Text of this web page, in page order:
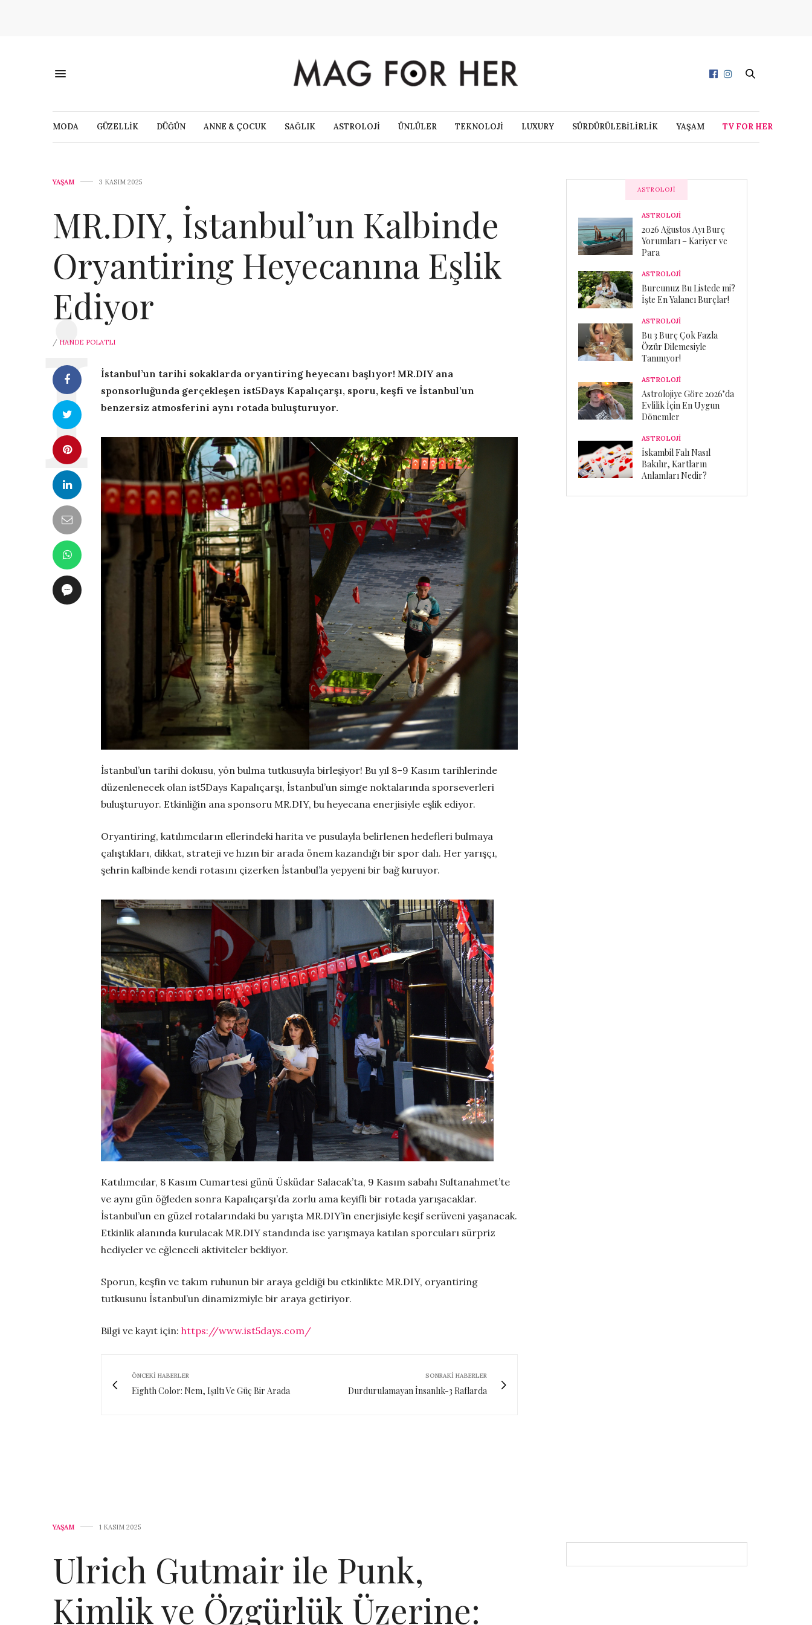
MODA GÜZELLİK DÜĞÜN ANNE & ÇOCUK SAĞLIK ASTROLOJİ ÜNLÜLER TEKNOLOJİ LUXURY SÜRDÜRÜLEBİLİRLİK YAŞAM TV FOR HER
YAŞAM 3 KASIM 2025
MR.DIY, İstanbul’un Kalbinde
Oryantiring Heyecanına Eşlik
Ediyor
/ HANDE POLATLI
İstanbul’un tarihi sokaklarda oryantiring heyecanı başlıyor! MR.DIY ana
sponsorluğunda gerçekleşen ist5Days Kapalıçarşı, sporu, keşfi ve İstanbul’un
benzersiz atmosferini aynı rotada buluşturuyor.
İstanbul’un tarihi dokusu, yön bulma tutkusuyla birleşiyor! Bu yıl 8–9 Kasım tarihlerinde
düzenlenecek olan ist5Days Kapalıçarşı, İstanbul’un simge noktalarında sporseverleri
buluşturuyor. Etkinliğin ana sponsoru MR.DIY, bu heyecana enerjisiyle eşlik ediyor.
Oryantiring, katılımcıların ellerindeki harita ve pusulayla belirlenen hedefleri bulmaya
çalıştıkları, dikkat, strateji ve hızın bir arada önem kazandığı bir spor dalı. Her yarışçı,
şehrin kalbinde kendi rotasını çizerken İstanbul’la yepyeni bir bağ kuruyor.
Katılımcılar, 8 Kasım Cumartesi günü Üsküdar Salacak’ta, 9 Kasım sabahı Sultanahmet’te
ve aynı gün öğleden sonra Kapalıçarşı’da zorlu ama keyifli bir rotada yarışacaklar.
İstanbul’un en güzel rotalarındaki bu yarışta MR.DIY’in enerjisiyle keşif serüveni yaşanacak.
Etkinlik alanında kurulacak MR.DIY standında ise yarışmaya katılan sporcuları sürpriz
hediyeler ve eğlenceli aktiviteler bekliyor.
Sporun, keşfin ve takım ruhunun bir araya geldiği bu etkinlikte MR.DIY, oryantiring
tutkusunu İstanbul’un dinamizmiyle bir araya getiriyor.
Bilgi ve kayıt için: https://www.ist5days.com/
ÖNCEKI HABERLER
Eighth Color: Nem, Işıltı Ve Güç Bir Arada
SONRAKI HABERLER
Durdurulamayan İnsanlık-3 Raflarda
ASTROLOJI
ASTROLOJİ
2026 Ağustos Ayı Burç
Yorumları – Kariyer ve
Para
ASTROLOJİ
Burcunuz Bu Listede mi?
İşte En Yalancı Burçlar!
ASTROLOJİ
Bu 3 Burç Çok Fazla
Özür Dilemesiyle
Tanınıyor!
ASTROLOJİ
Astrolojiye Göre 2026’da
Evlilik İçin En Uygun
Dönemler
ASTROLOJİ
İskambil Falı Nasıl
Bakılır, Kartların
Anlamları Nedir?
YAŞAM 1 KASIM 2025
Ulrich Gutmair ile Punk,
Kimlik ve Özgürlük Üzerine: